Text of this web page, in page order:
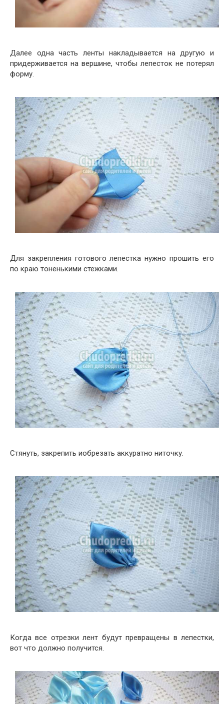
Далее одна часть ленты накладывается на другую и
придерживается на вершине, чтобы лепесток не потерял
форму.
Для закрепления готового лепестка нужно прошить его
по краю тоненькими стежками.
Стянуть, закрепить иобрезать аккуратно ниточку.
Когда все отрезки лент будут превращены в лепестки,
вот что должно получится.